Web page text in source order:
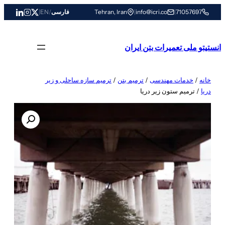
به
71057697
|
info@icri.co
|
Tehran, Iran فارسی/
EN
|
انستیتو ملی تعمیرات بتن ایران
خانه / خدمات مهندسی / ترمیم بتن / ترمیم سازه ساحلی و زیر
دریا / ترمیم ستون زیر دریا